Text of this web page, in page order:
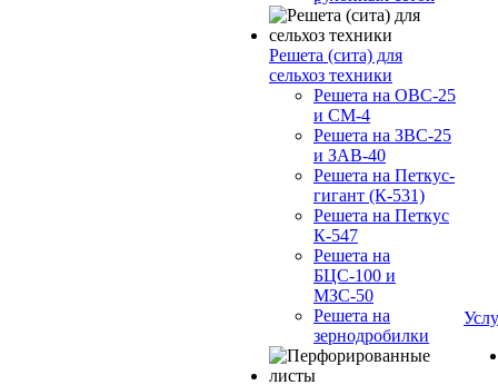
Решета (сита) для
сельхоз техники
Решета на ОВС-25
и СМ-4
Решета на ЗВС-25
и ЗАВ-40
Решета на Петкус-
гигант (К-531)
Решета на Петкус
К-547
Решета на
БЦС-100 и
МЗС-50
Решета на
зернодробилки